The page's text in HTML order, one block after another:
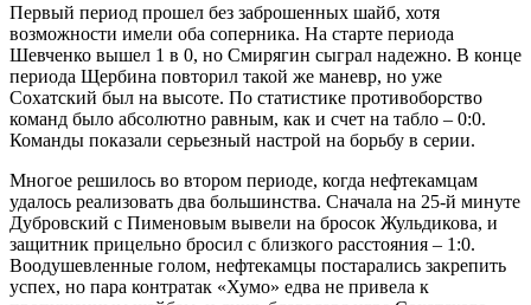
Первый период прошел без заброшенных шайб, хотя
возможности имели оба соперника. На старте периода
Шевченко вышел 1 в 0, но Смирягин сыграл надежно. В конце
периода Щербина повторил такой же маневр, но уже
Сохатский был на высоте. По статистике противоборство
команд было абсолютно равным, как и счет на табло – 0:0.
Команды показали серьезный настрой на борьбу в серии.
Многое решилось во втором периоде, когда нефтекамцам
удалось реализовать два большинства. Сначала на 25-й минуте
Дубровский с Пименовым вывели на бросок Жульдикова, и
защитник прицельно бросил с близкого расстояния – 1:0.
Воодушевленные голом, нефтекамцы постарались закрепить
успех, но пара контратак «Хумо» едва не привела к